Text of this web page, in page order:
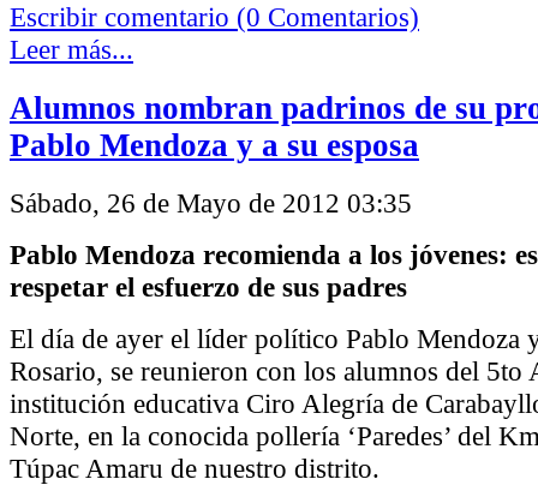
Escribir comentario (0 Comentarios)
Leer más...
Alumnos nombran padrinos de su
Pablo Mendoza y a su esposa
Sábado, 26 de Mayo de 2012 03:35
Pablo Mendoza recomienda a los jóvenes:
respetar el esfuerzo de sus padres
El día de ayer el líder político Pablo Mendoza
Rosario, se reunieron con los alumnos del 5to
institución educativa Ciro Alegría de
Norte, en la conocida pollería ‘Paredes’ del
Túpac Amaru de nuestro distrito.